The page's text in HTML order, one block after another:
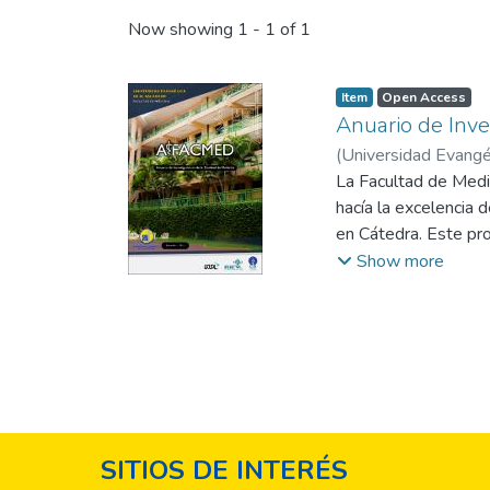
Now showing 1 - 1 of 1
Item Open Access
Anuario de
(Universidad
La Facultad de
hacía la excelencia
en Cátedra. Este
integración entre la
en su Proyecto
Show more
SITIOS DE INTERÉS